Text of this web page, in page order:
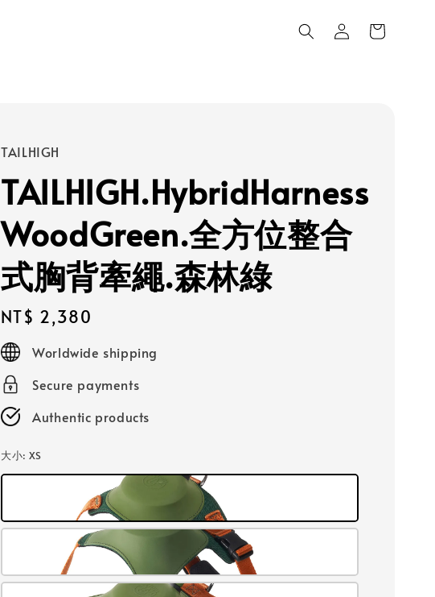
TAILHIGH
TAILHIGH.HybridHarness
WoodGreen.全方位整合
式胸背牽繩.森林綠
Regular
price
NT$ 2,380
Worldwide shipping
Secure payments
Authentic products
大小: XS